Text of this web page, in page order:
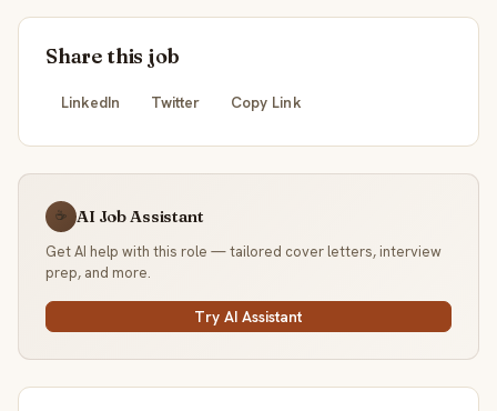
Share this job
LinkedIn Twitter Copy Link
☕ AI Job Assistant
Get AI help with this role — tailored cover letters, interview
prep, and more.
Try AI Assistant